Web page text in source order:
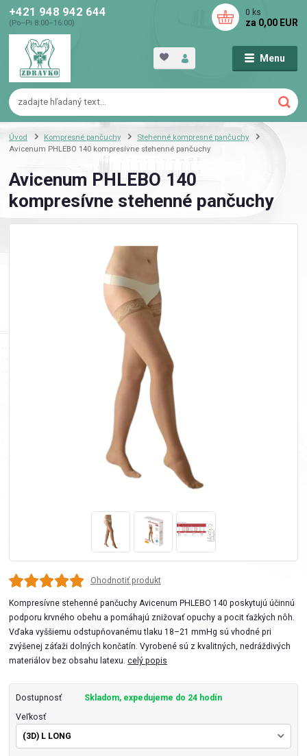
Menu
+421 948 942 644
(Po–Pi 8:00–16:00)
0 ks
za 0,00 EUR
Úvod Kompresné pančuchy
Stehenné kompresné pančuchy
Avicenum PHLEBO 140 kompresívne stehenné pančuchy
Avicenum PHLEBO 140
kompresívne stehenné pančuchy
Ohodnotiť produkt
Kompresívne stehenné pančuchy Avicenum PHLEBO 140 poskytujú účinnú
podporu krvného obehu a pomáhajú znižovať opuchy a pocit ťažkých nôh.
Vďaka vyššiemu odstupňovanému tlaku 18–21 mmHg sú vhodné pri
zvýšenej záťaži dolných končatín. Vyrobené sú z kvalitných, nedráždivých
materiálov bez obsahu latexu.celý popis
Dostupnosť Skladom, expedujeme do 24 hodín
Veľkosť